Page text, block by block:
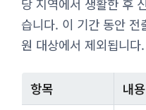
당 지역에서 생활한 후
습니다. 이 기간 동안 전
원 대상에서 제외됩니다.
항목
내용